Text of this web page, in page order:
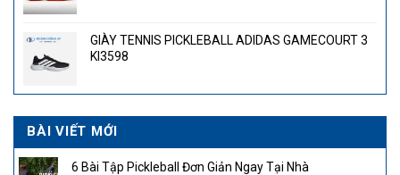
4.300.000₫.là:
GIÀY TENNIS PICKLEBALL ADIDAS GAMECOURT 3
KI3598
BÀI VIẾT MỚI
6 Bài Tập Pickleball Đơn Giản Ngay Tại Nhà